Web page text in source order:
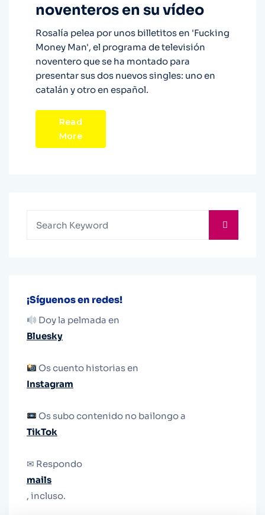
noventeros en su vídeo
Rosalía pelea por unos billetitos en 'Fucking
Money Man', el programa de televisión
noventero que se ha montado para
presentar sus dos nuevos singles: uno en
catalán y otro en español.
Read
More
¡Síguenos en redes!
Doy la pelmada en
Bluesky
Os cuento historias en
Instagram
Os subo contenido no bailongo a
TikTok
✉ Respondo
mails
, incluso.